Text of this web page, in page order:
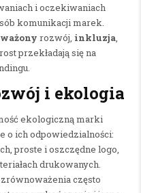
i oczekiwaniach
komunikacji marek.
rozwój, inkluzja,
przekładają się na
i ekologia
ekologiczną marki
o ich odpowiedzialności:
proste i oszczędne logo,
drukowanych.
często